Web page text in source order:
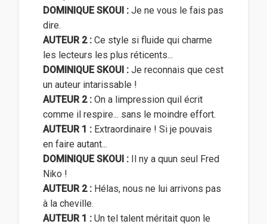
DOMINIQUE SKOUI : Je ne vous le fais pas
dire.
AUTEUR 2 : Ce style si fluide qui charme
les lecteurs les plus réticents...
DOMINIQUE SKOUI : Je reconnais que cest
un auteur intarissable !
AUTEUR 2 : On a limpression quil écrit
comme il respire... sans le moindre effort.
AUTEUR 1 : Extraordinaire ! Si je pouvais
en faire autant...
DOMINIQUE SKOUI : Il ny a quun seul Fred
Niko !
AUTEUR 2 : Hélas, nous ne lui arrivons pas
à la cheville.
AUTEUR 1 : Un tel talent méritait quon le